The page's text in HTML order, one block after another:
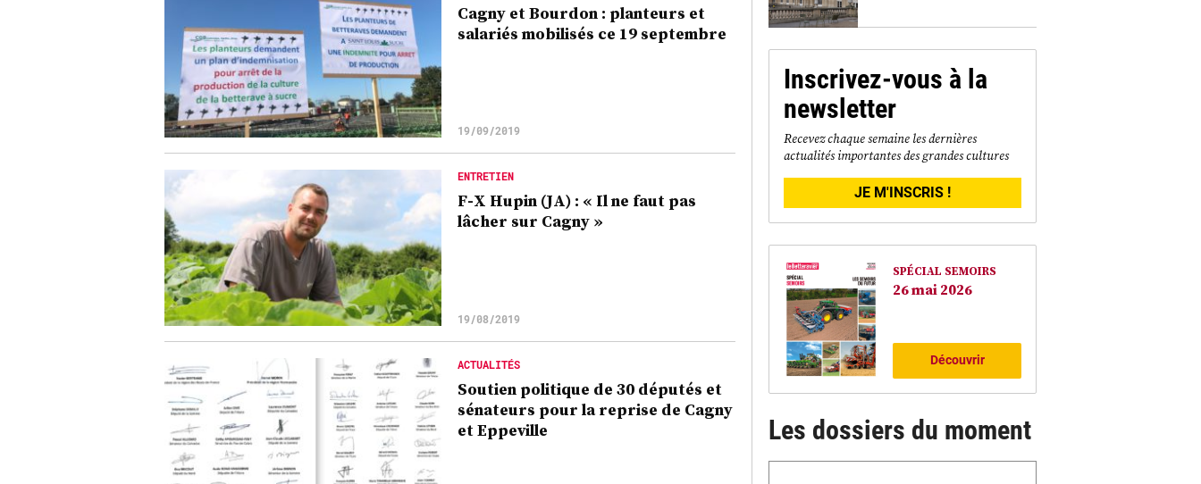
Cagny et Bourdon : planteurs et
salariés mobilisés ce 19 septembre
19/09/2019
ENTRETIEN
F-X Hupin (JA) : « Il ne faut pas
lâcher sur Cagny »
19/08/2019
ACTUALITÉS
Soutien politique de 30 députés et
sénateurs pour la reprise de Cagny
et Eppeville
Inscrivez-vous à la
newsletter
Recevez chaque semaine les dernières
actualités importantes des grandes cultures
JE M'INSCRIS !
SPÉCIAL SEMOIRS
26 mai 2026
Découvrir
Les dossiers du moment